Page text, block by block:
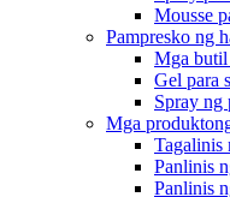
Mousse
Pampresko ng
Mga butil
Gel para
Spray ng
Mga
Tagalinis
Panlinis
Panlinis